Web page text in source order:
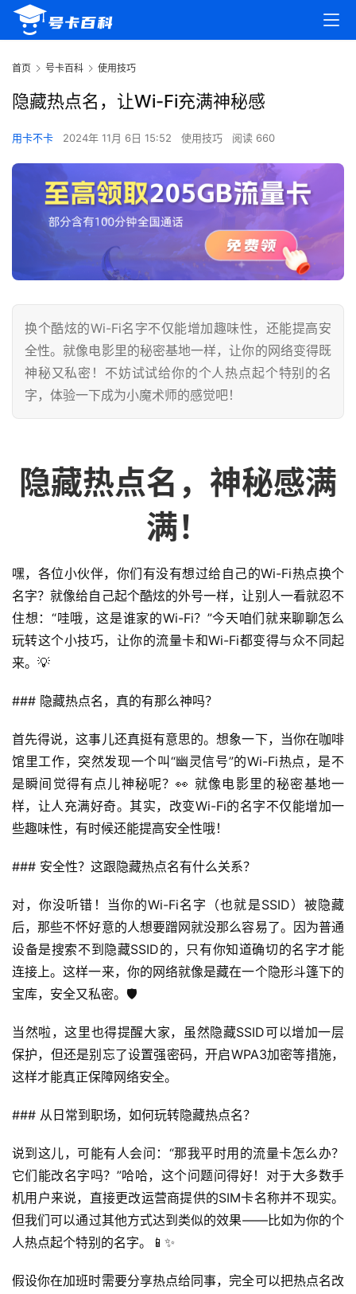
首
页
号
卡
百
科
首页 号卡百科 使用技巧
隐藏热点名，让Wi-Fi充满神秘感
用卡不卡 2024年 11月 6日 15:52 使用技巧 阅读 660
换个酷炫的Wi-Fi名字不仅能增加趣味性，还能提高安
全性。就像电影里的秘密基地一样，让你的网络变得既
神秘又私密！不妨试试给你的个人热点起个特别的名
字，体验一下成为小魔术师的感觉吧！
隐藏热点名，神秘感满
满！
嘿，各位小伙伴，你们有没有想过给自己的Wi-Fi热点换个
名字？就像给自己起个酷炫的外号一样，让别人一看就忍不
住想：“哇哦，这是谁家的Wi-Fi？”今天咱们就来聊聊怎么
玩转这个小技巧，让你的流量卡和Wi-Fi都变得与众不同起
来。💡
### 隐藏热点名，真的有那么神吗？
首先得说，这事儿还真挺有意思的。想象一下，当你在咖啡
馆里工作，突然发现一个叫“幽灵信号”的Wi-Fi热点，是不
是瞬间觉得有点儿神秘呢？👀 就像电影里的秘密基地一
样，让人充满好奇。其实，改变Wi-Fi的名字不仅能增加一
些趣味性，有时候还能提高安全性哦！
### 安全性？这跟隐藏热点名有什么关系？
对，你没听错！当你的Wi-Fi名字（也就是SSID）被隐藏
后，那些不怀好意的人想要蹭网就没那么容易了。因为普通
设备是搜索不到隐藏SSID的，只有你知道确切的名字才能
连接上。这样一来，你的网络就像是藏在一个隐形斗篷下的
宝库，安全又私密。🛡️
当然啦，这里也得提醒大家，虽然隐藏SSID可以增加一层
保护，但还是别忘了设置强密码，开启WPA3加密等措施，
这样才能真正保障网络安全。
### 从日常到职场，如何玩转隐藏热点名？
说到这儿，可能有人会问：“那我平时用的流量卡怎么办？
它们能改名字吗？”哈哈，这个问题问得好！对于大多数手
机用户来说，直接更改运营商提供的SIM卡名称并不现实。
但我们可以通过其他方式达到类似的效果——比如为你的个
人热点起个特别的名字。📱✨
假设你在加班时需要分享热点给同事，完全可以把热点名改